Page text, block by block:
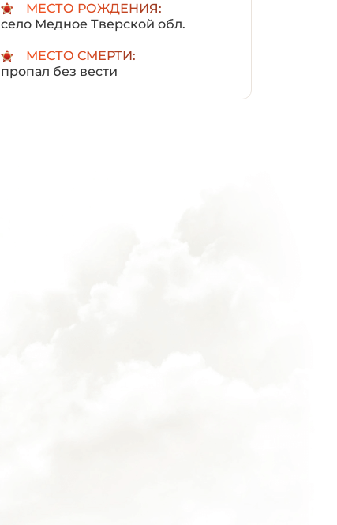
МЕСТО РОЖДЕНИЯ:
село Медное Тверской обл.
МЕСТО СМЕРТИ:
пропал без вести